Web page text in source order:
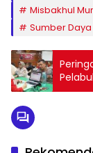
Misbakhul
Sumber Daya
di PMI